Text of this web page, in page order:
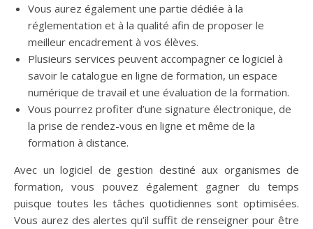
Vous aurez également une partie dédiée à la
réglementation et à la qualité afin de proposer le
meilleur encadrement à vos élèves.
Plusieurs services peuvent accompagner ce logiciel à
savoir le catalogue en ligne de formation, un espace
numérique de travail et une évaluation de la formation.
Vous pourrez profiter d’une signature électronique, de
la prise de rendez-vous en ligne et même de la
formation à distance.
Avec un logiciel de gestion destiné aux organismes de
formation, vous pouvez également gagner du temps
puisque toutes les tâches quotidiennes sont optimisées.
Vous aurez des alertes qu’il suffit de renseigner pour être